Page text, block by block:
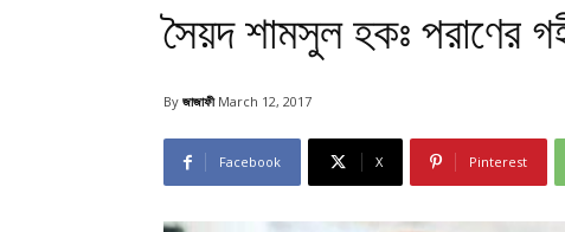
সৈয়দ শামসুল হকঃ পরাণের
By জাজাফী March 12, 2017
Facebook X Pinterest